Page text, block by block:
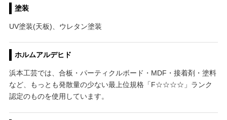
塗装
UV塗装(天板)、ウレタン塗装
ホルムアルデヒド
浜本工芸では、合板・パーティクルボード・MDF・接着剤・塗料
など、もっとも発散量の少ない最上位規格「F☆☆☆☆」ランク
認定のものを使用しています。